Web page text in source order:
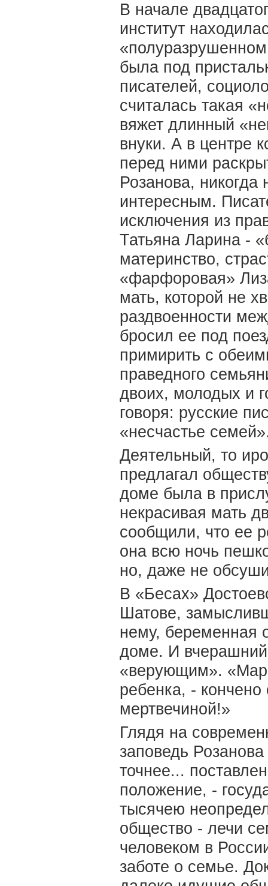
В начале
институт
была под
писателей,
считалась такая
вяжет длинный
внуки. А в центре
перед ними
Розанова,
интересным.
исключения из
Татьяна Ларина -
материнство,
«фарфоровая»
мать, которой не
раздвоенности
бросил ее под
примирить с
праведного
двоих, молодых и
говоря: русские
«несчастье
Деятельный, то
предлагал
доме была в
некрасивая мать
сообщили, что ее
она всю ночь
но, даже не
В «Бесах»
Шатове,
нему, беременная
доме. И вчерашний
«верующим».
ребенка, -
мертвечиной!»
Глядя на
заповедь
точнее...
положение, -
тысячею
общество - лечи
человеком в
заботе о семье.